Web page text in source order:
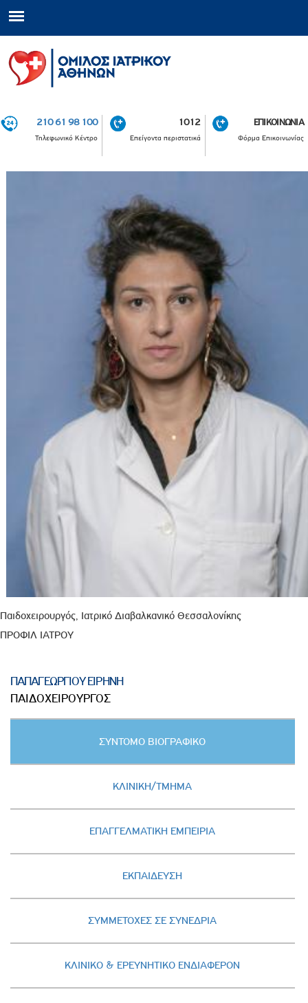
210 61 98 100
Τηλεφωνικό Κέντρο
1012
Επείγοντα περιστατικά
ΕΠΙΚΟΙΝΩΝΙΑ
Φόρμα Επικοινωνίας
Παιδοχειρουργός, Ιατρικό Διαβαλκανικό Θεσσαλονίκης
ΠΡΟΦΙΛ ΙΑΤΡΟΥ
ΠΑΠΑΓΕΩΡΓΙΟΥ ΕΙΡΗΝΗ
ΠΑΙΔΟΧΕΙΡΟΥΡΓΟΣ
ΣΥΝΤΟΜΟ ΒΙΟΓΡΑΦΙΚΟ
ΚΛΙΝΙΚΗ/ΤΜΗΜΑ
ΕΠΑΓΓΕΛΜΑΤΙΚΗ ΕΜΠΕΙΡΙΑ
ΕΚΠΑΙΔΕΥΣΗ
ΣΥΜΜΕΤΟΧΕΣ ΣΕ ΣΥΝΕΔΡΙΑ
ΚΛΙΝΙΚΟ & ΕΡΕΥΝΗΤΙΚΟ ΕΝΔΙΑΦΕΡΟΝ